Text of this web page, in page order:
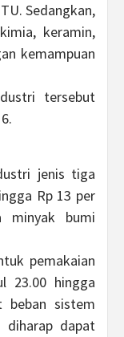
Sedangkan,
keramin,
kemampuan
tersebut
jenis tiga
Rp 13 per
minyak bumi
pemakaian
23.00 hingga
beban sistem
diharap dapat